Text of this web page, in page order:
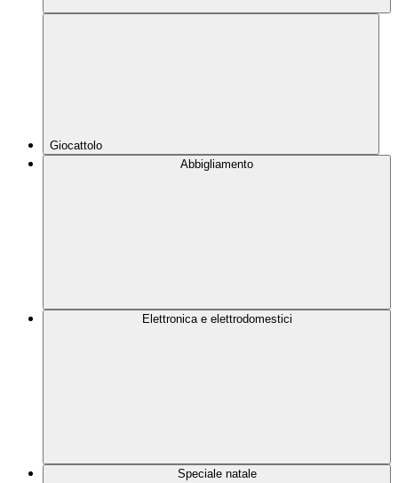
Giocattolo
Abbigliamento
Elettronica e elettrodomestici
Speciale natale